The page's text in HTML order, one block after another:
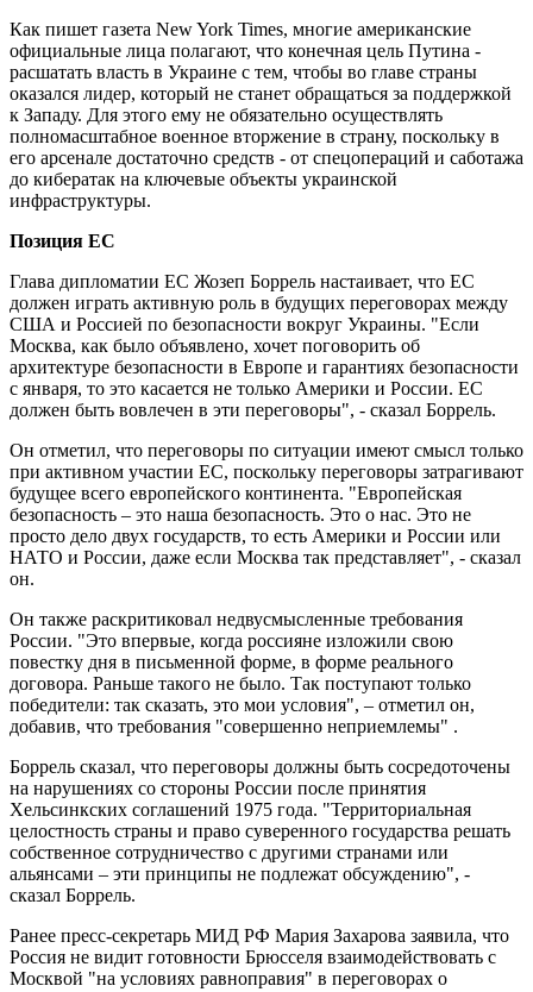
Как пишет газета New York Times, многие американские
официальные лица полагают, что конечная цель Путина -
расшатать власть в Украине с тем, чтобы во главе страны
оказался лидер, который не станет обращаться за поддержкой
к Западу. Для этого ему не обязательно осуществлять
полномасштабное военное вторжение в страну, поскольку в
его арсенале достаточно средств - от спецопераций и саботажа
до кибератак на ключевые объекты украинской
инфраструктуры.
Позиция ЕС
Глава дипломатии ЕС Жозеп Боррель настаивает, что ЕС
должен играть активную роль в будущих переговорах между
США и Россией по безопасности вокруг Украины. "Если
Москва, как было объявлено, хочет поговорить об
архитектуре безопасности в Европе и гарантиях безопасности
с января, то это касается не только Америки и России. ЕС
должен быть вовлечен в эти переговоры", - сказал Боррель.
Он отметил, что переговоры по ситуации имеют смысл только
при активном участии ЕС, поскольку переговоры затрагивают
будущее всего европейского континента. "Европейская
безопасность – это наша безопасность. Это о нас. Это не
просто дело двух государств, то есть Америки и России или
НАТО и России, даже если Москва так представляет", - сказал
он.
Он также раскритиковал недвусмысленные требования
России. "Это впервые, когда россияне изложили свою
повестку дня в письменной форме, в форме реального
договора. Раньше такого не было. Так поступают только
победители: так сказать, это мои условия", – отметил он,
добавив, что требования "совершенно неприемлемы" .
Боррель сказал, что переговоры должны быть сосредоточены
на нарушениях со стороны России после принятия
Хельсинкских соглашений 1975 года. "Территориальная
целостность страны и право суверенного государства решать
собственное сотрудничество с другими странами или
альянсами – эти принципы не подлежат обсуждению", -
сказал Боррель.
Ранее пресс-секретарь МИД РФ Мария Захарова заявила, что
Россия не видит готовности Брюсселя взаимодействовать с
Москвой "на условиях равноправия" в переговорах о